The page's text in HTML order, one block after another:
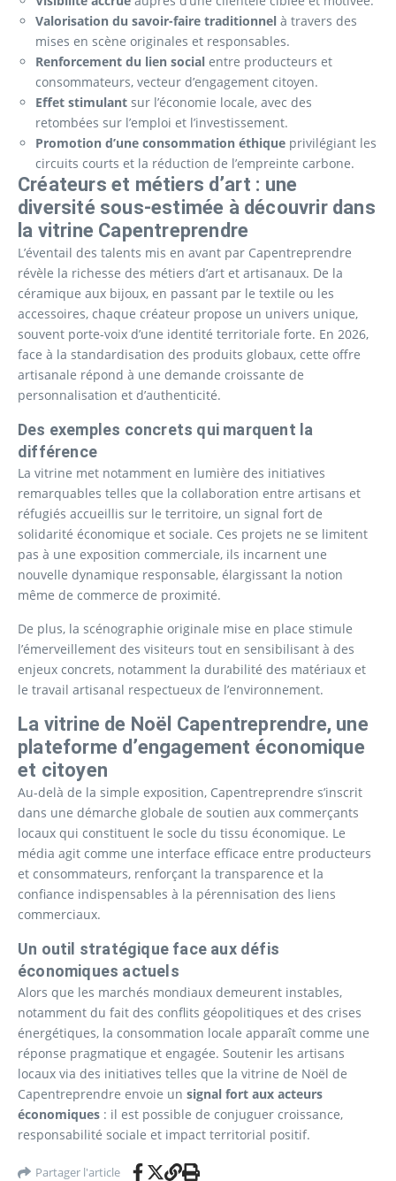
Valorisation du savoir-faire traditionnel à travers des
mises en scène originales et responsables.
Renforcement du lien social entre producteurs et
consommateurs, vecteur d’engagement citoyen.
Effet stimulant sur l’économie locale, avec des
retombées sur l’emploi et l’investissement.
Promotion d’une consommation éthique privilégiant les
circuits courts et la réduction de l’empreinte carbone.
Créateurs et métiers d’art : une
diversité sous-estimée à découvrir dans
la vitrine Capentreprendre
L’éventail des talents mis en avant par Capentreprendre
révèle la richesse des métiers d’art et artisanaux. De la
céramique aux bijoux, en passant par le textile ou les
accessoires, chaque créateur propose un univers unique,
souvent porte-voix d’une identité territoriale forte. En 2026,
face à la standardisation des produits globaux, cette offre
artisanale répond à une demande croissante de
personnalisation et d’authenticité.
Des exemples concrets qui marquent la
différence
La vitrine met notamment en lumière des initiatives
remarquables telles que la collaboration entre artisans et
réfugiés accueillis sur le territoire, un signal fort de
solidarité économique et sociale. Ces projets ne se limitent
pas à une exposition commerciale, ils incarnent une
nouvelle dynamique responsable, élargissant la notion
même de commerce de proximité.
De plus, la scénographie originale mise en place stimule
l’émerveillement des visiteurs tout en sensibilisant à des
enjeux concrets, notamment la durabilité des matériaux et
le travail artisanal respectueux de l’environnement.
La vitrine de Noël Capentreprendre, une
plateforme d’engagement économique
et citoyen
Au-delà de la simple exposition, Capentreprendre s’inscrit
dans une démarche globale de soutien aux commerçants
locaux qui constituent le socle du tissu économique. Le
média agit comme une interface efficace entre producteurs
et consommateurs, renforçant la transparence et la
confiance indispensables à la pérennisation des liens
commerciaux.
Un outil stratégique face aux défis
économiques actuels
Alors que les marchés mondiaux demeurent instables,
notamment du fait des conflits géopolitiques et des crises
énergétiques, la consommation locale apparaît comme une
réponse pragmatique et engagée. Soutenir les artisans
locaux via des initiatives telles que la vitrine de Noël de
Capentreprendre envoie un signal fort aux acteurs
économiques : il est possible de conjuguer croissance,
responsabilité sociale et impact territorial positif.
Partager l'article